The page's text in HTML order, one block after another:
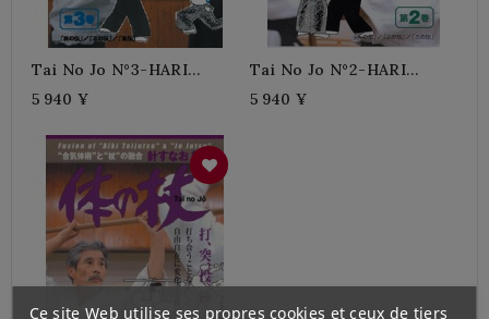
Tai No Jo N°3-HARI
Sunao
5 940 ¥
Tai No Jo N°2-HARI
Sunao
5 940 ¥
Ce site Web utilise ses propres cookies et ceux de tiers